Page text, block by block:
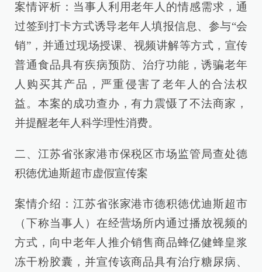
案情评析：当事人利用老年人的情感需求，通
过签到打卡方式诱导老年人填报信息、参与“会
销”，并通过现场授课、视频讲解等方式，宣传
普通食品具有疾病预防、治疗功能，诱骗老年
人购买其产品，严重侵害了老年人的合法权
益。本案的成功查办，有力震慑了不法商家，
并提醒老年人科学理性消费。
二、江苏省张家港市保税区市场监管局查处德
积徳优迪斯超市虚假宣传案
案情介绍：江苏省张家港市德积徳优迪斯超市
（下称当事人）在经营场所内通过播放视频的
方式，向中老年人推介销售商品蜂亿健蜂皇浆
冻干粉胶囊，并宣传该商品具有治疗糖尿病、